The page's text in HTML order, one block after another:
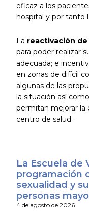
eficaz a los
hospital y por tanto
La reactivación
para poder realizar
adecuada; e
en zonas de difícil
algunas de las
la situación así
permitan mejorar la
centro de salud .
La Escuela de
programación
sexualidad y
personas
4 de agosto de 2026